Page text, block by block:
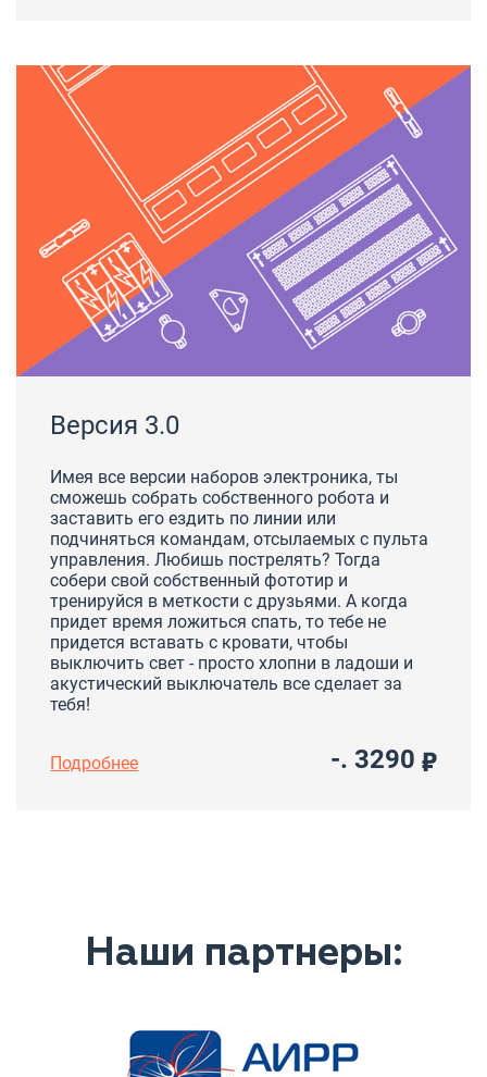
Версия 3.0
Имея все версии наборов электроника, ты
сможешь собрать собственного робота и
заставить его ездить по линии или
подчиняться командам, отсылаемых с пульта
управления. Любишь пострелять? Тогда
собери свой собственный фототир и
тренируйся в меткости с друзьями. А когда
придет время ложиться спать, то тебе не
придется вставать с кровати, чтобы
выключить свет - просто хлопни в ладоши и
акустический выключатель все сделает за
тебя!
-. 3290
Подробнее
Наши партнеры: